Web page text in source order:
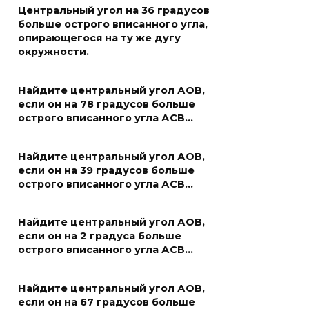
Центральный угол на 36 градусов
больше острого вписанного угла,
опирающегося на ту же дугу
окружности.
Найдите центральный угол АОВ,
если он на 78 градусов больше
острого вписанного угла АСВ…
Найдите центральный угол АОВ,
если он на 39 градусов больше
острого вписанного угла АСВ…
Найдите центральный угол АОВ,
если он на 2 градуса больше
острого вписанного угла АСВ…
Найдите центральный угол АОВ,
если он на 67 градусов больше